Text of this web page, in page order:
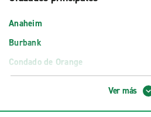
Anaheim
Burbank
Condado de Orange
Ver más